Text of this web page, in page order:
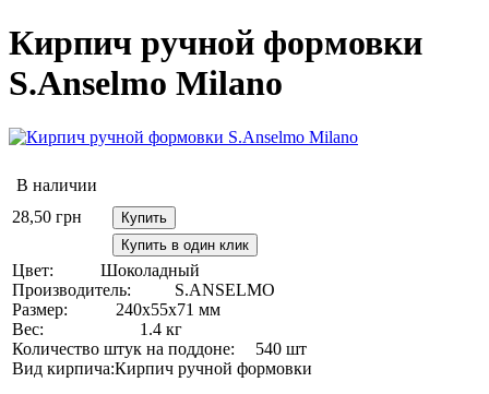
Кирпич ручной формовки
S.Anselmo Milano
В наличии
28,50 грн
Купить
Купить в один клик
Цвет:
Шоколадный
Производитель:
S.ANSELMO
Размер:
240х55х71 мм
Вес:
1.4 кг
Количество штук на поддоне:
540 шт
Вид кирпича:Кирпич ручной формовки